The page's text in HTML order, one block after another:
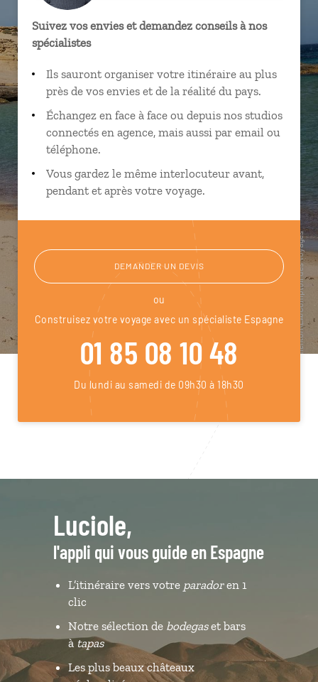
Suivez vos envies et demandez conseils à nos
spécialistes
Ils sauront organiser votre itinéraire au plus
près de vos envies et de la réalité du pays.
Échangez en face à face ou depuis nos studios
connectés en agence, mais aussi par email ou
téléphone.
Vous gardez le même interlocuteur avant,
pendant et après votre voyage.
DEMANDER UN DEVIS
ou
Construisez votre voyage avec un spécialiste Espagne
01 85 08 10 48
Du lundi au samedi de 09h30 à 18h30
Luciole,
l'appli qui vous guide en Espagne
L’itinéraire vers votre paradoren 1
clic
Notre sélection de bodegaset bars
àtapas
Les plus beaux châteaux